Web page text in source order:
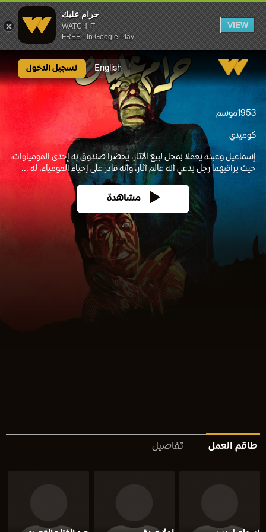
حرام عليك
WATCH IT
FREE - In Google Play
VIEW
English تسجيل الدخول
1953موسم
كوميدي
إسماعيل وعبده يعملا بمحل لبيع الآثار، يحضرا صندوق به إحدى المومياوات،
حيث يراقبهما رجل يدعي أنه عالم آثار، وأنه قادر على إحياء المومياء، له ...
مشاهدة
طاقم العمل تفاصيل